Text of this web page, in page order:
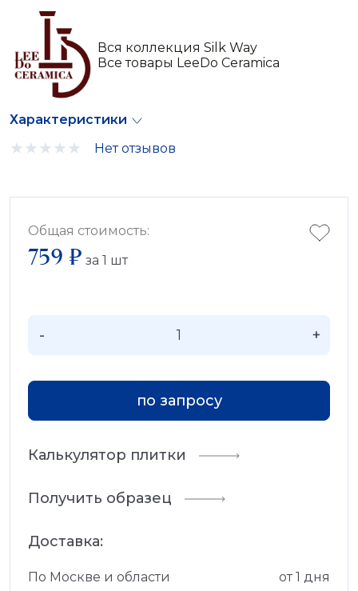
Вся коллекция Silk Way
Все товары LeeDo Ceramica
Характеристики
Нет отзывов
Общая стоимость:
759 ₽ за 1 шт
- +
по запросу
Калькулятор плитки
Получить образец
Доставка:
По Москве и области
от 1 дня